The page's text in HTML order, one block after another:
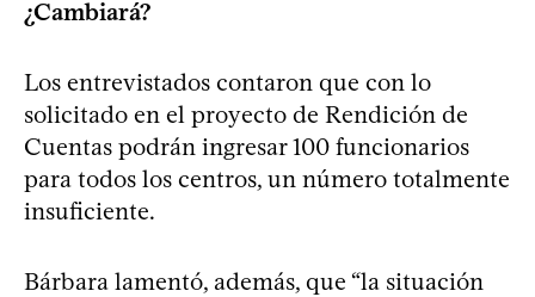
¿Cambiará?
Los entrevistados contaron que con lo
solicitado en el proyecto de Rendición de
Cuentas podrán ingresar 100 funcionarios
para todos los centros, un número totalmente
insuficiente.
Bárbara lamentó, además, que “la situación